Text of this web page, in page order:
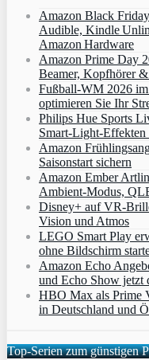
Amazon Black
Audible, Kindle
Amazon Hardware
Amazon Prime Day
Beamer, Kopfhörer
Fußball-WM 2026
optimieren Sie Ihr
Philips Hue Sports
Amazon
Saisonstart sichern
Amazon Ember
Ambient‑Modus,
Disney+ auf VR-
Vision und Atmos
LEGO Smart Play
ohne Bildschirm
Amazon Echo
und Echo Show jetzt
HBO Max als Prime
in Deutschland und
Top-Serien zum günstigen